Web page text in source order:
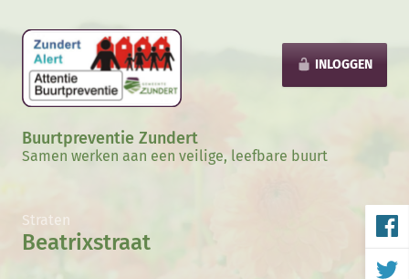
INLOGGEN
Buurtpreventie Zundert
Samen werken aan een veilige, leefbare buurt
Straten
Beatrixstraat